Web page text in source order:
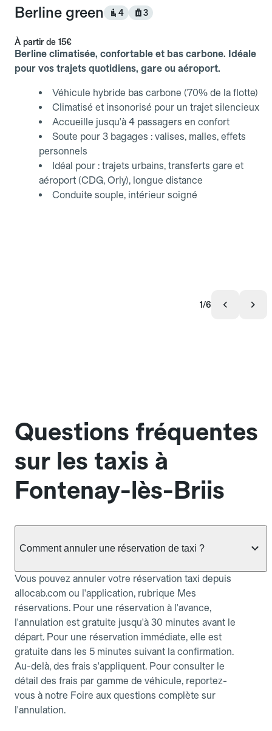
Berline green 4 3
À partir de 15€
Berline climatisée, confortable et bas carbone. Idéale
pour vos trajets quotidiens, gare ou aéroport.
Véhicule hybride bas carbone (70% de la flotte)
Climatisé et insonorisé pour un trajet silencieux
Accueille jusqu'à 4 passagers en confort
Soute pour 3 bagages : valises, malles, effets
personnels
Idéal pour : trajets urbains, transferts gare et
aéroport (CDG, Orly), longue distance
Conduite souple, intérieur soigné
1/6
Questions fréquentes
sur les taxis à
Fontenay-lès-Briis
Comment annuler une réservation de taxi ?
Vous pouvez annuler votre réservation taxi depuis
allocab.com ou l'application, rubrique Mes
réservations. Pour une réservation à l'avance,
l'annulation est gratuite jusqu'à 30 minutes avant le
départ. Pour une réservation immédiate, elle est
gratuite dans les 5 minutes suivant la confirmation.
Au-delà, des frais s'appliquent. Pour consulter le
détail des frais par gamme de véhicule, reportez-
vous à notre Foire aux questions complète sur
l'annulation.